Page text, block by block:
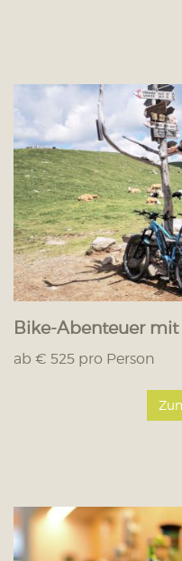
Bike-Abenteuer
ab € 525 pro Person